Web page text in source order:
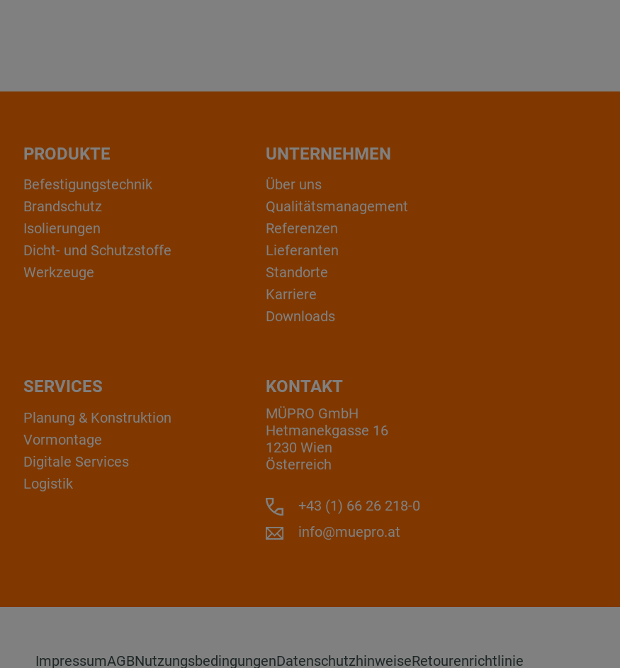
PRODUKTE
Befestigungstechnik
Brandschutz
Isolierungen
Dicht- und Schutzstoffe
Werkzeuge
UNTERNEHMEN
Über uns
Qualitätsmanagement
Referenzen
Lieferanten
Standorte
Karriere
Downloads
KONTAKT
MÜPRO GmbH
Hetmanekgasse 16
1230 Wien
Österreich
+43 (1) 66 26 218-0
info@muepro.at
SERVICES
Planung & Konstruktion
Vormontage
Digitale Services
Logistik
ImpressumAGBNutzungsbedingungenDatenschutzhinweiseRetourenrichtlinie